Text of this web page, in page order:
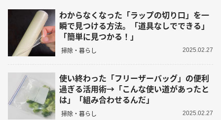
わからなくなった「ラップの切り口」を一
瞬で見つける方法。「道具なしでできる」
「簡単に見つかる！」
掃除・暮らし 2025.02.27
使い終わった「フリーザーバッグ」の便利
過ぎる活用術→「こんな使い道があったと
は」「組み合わせるんだ」
掃除・暮らし 2025.02.27